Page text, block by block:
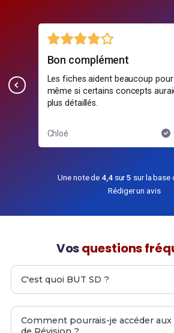
Bon complément
Les fiches aident beaucoup pour
même si certains concepts
plus détaillés.
Chloé
Une note de 4,4sur5 sur la base
Rédiger un avis
Vosquestions
C'est quoi BUT SD ?
BUT SDest un site web proposant
Révisionpour leBUT SDafin de
examen final.
Comment pourrais-je accéder aux